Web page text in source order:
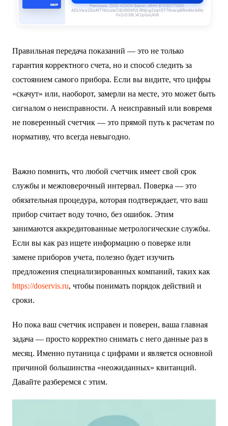
Реклама. ООО «ОЗОН Банк». ИНН 9703077050.
ADLVwa2EeAfT1KcczwC8jV6DkfVLRNjng2zan577Kxwsj6Rm8krAAYo
Px2rD39LW2pGxUKiR
Правильная передача показаний — это не только
гарантия корректного счета, но и способ следить за
состоянием самого прибора. Если вы видите, что цифры
«скачут» или, наоборот, замерли на месте, это может быть
сигналом о неисправности. А неисправный или вовремя
не поверенный счетчик — это прямой путь к расчетам по
нормативу, что всегда невыгодно.
Важно помнить, что любой счетчик имеет свой срок
службы и межповерочный интервал. Поверка — это
обязательная процедура, которая подтверждает, что ваш
прибор считает воду точно, без ошибок. Этим
занимаются аккредитованные метрологические службы.
Если вы как раз ищете информацию о поверке или
замене приборов учета, полезно будет изучить
предложения специализированных компаний, таких как
https://doservis.ru, чтобы понимать порядок действий и
сроки.
Но пока ваш счетчик исправен и поверен, ваша главная
задача — просто корректно снимать с него данные раз в
месяц. Именно путаница с цифрами и является основной
причиной большинства «неожиданных» квитанций.
Давайте разберемся с этим.